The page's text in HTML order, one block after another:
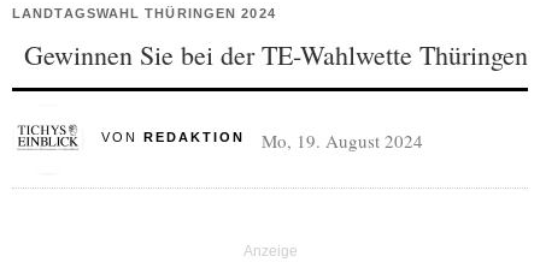
LANDTAGSWAHL THÜRINGEN 2024
Gewinnen Sie bei der TE-Wahlwette Thüringen
VON REDAKTION Mo, 19. August 2024